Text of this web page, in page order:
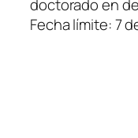
doctorado en
Fecha límite: 7